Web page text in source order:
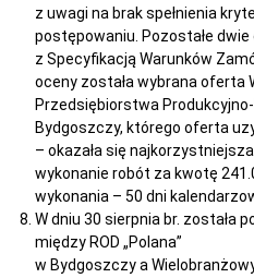
z uwagi na brak spełnienia
postępowaniu. Pozostałe
z Specyfikacją Warunków
oceny została wybrana oferta
Przedsiębiorstwa Produkcyjno-
Bydgoszczy, którego oferta
– okazała się
wykonanie robót za kwotę
wykonania – 50 dni
W dniu 30 sierpnia br. została
między ROD „Polana”
w Bydgoszczy a